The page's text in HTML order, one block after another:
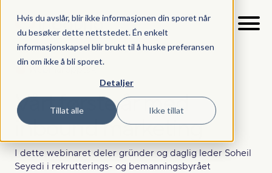
Hvis du avslår, blir ikke informasjonen din sporet når
du besøker dette nettstedet. Én enkelt
informasjonskapsel blir brukt til å huske preferansen
din om ikke å bli sporet.
Detaljer
Tillat alle Ikke tillat
Webinaropptak:
Vårt første år med
inbound marketing
I dette webinaret deler gründer og daglig leder Soheil
Seyedi i rekrutterings- og bemanningsbyrået